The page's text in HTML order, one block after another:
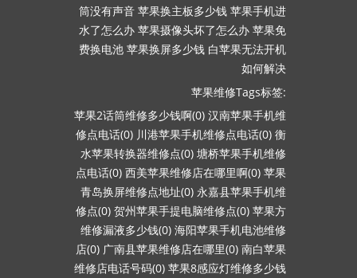
筒没有声音 苹果换主板多少钱 苹果手机进
水了怎么办 苹果摄像头坏了怎么办 苹果免
费换电池 苹果换屏多少钱 白苹果无法开机
如何解决
苹果维修Tags标签:
苹果2话筒维修多少钱啊(0) 汉南苹果手机维
修点电话(0) 川港苹果手机维修点电话(0) 衡
水苹果转换器维修点(0) 塘桥苹果手机维修
点电话(0) 西美苹果维修店在哪里啊(0) 苹果
青岛换屏维修点地址(0) 永嘉县苹果手机维
修点(0) 贺州苹果手提电脑维修点(0) 苹果方
维修漏液多少钱(0) 海阳苹果手机电池维修
店(0) 广南县苹果维修店在哪里(0) 南白苹果
维修店电话号码(0) 苹果8感应灯维修多少钱